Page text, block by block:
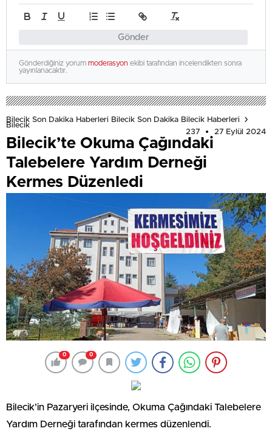
Gönder
Gönderdiğiniz yorum moderasyon ekibi tarafından incelendikten sonra
yayınlanacaktır.
Bilecik Son Dakika Haberleri Bilecik Son Dakika Bilecik Haberleri
Bilecik
237
27 Eylül 2024
Bilecik’te Okuma Çağındaki
Talebelere Yardım Derneği
Kermes Düzenledi
0 0
Bilecik’in Pazaryeri ilçesinde, Okuma Çağındaki Talebelere
Yardım Derneği tarafından kermes düzenlendi.